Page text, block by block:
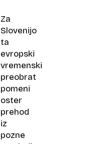
Za
Slovenijo
ta
evropski
vremenski
preobrat
pomeni
oster
prehod
iz
pozne